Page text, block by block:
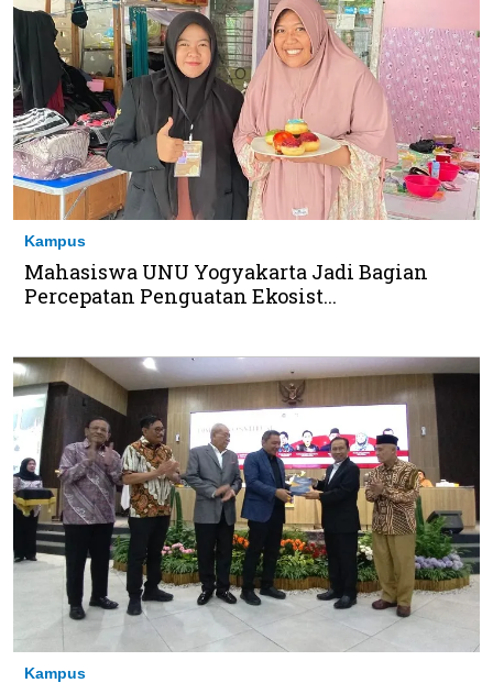
Kampus
Mahasiswa UNU Yogyakarta Jadi Bagian
Percepatan Penguatan Ekosist...
Kampus